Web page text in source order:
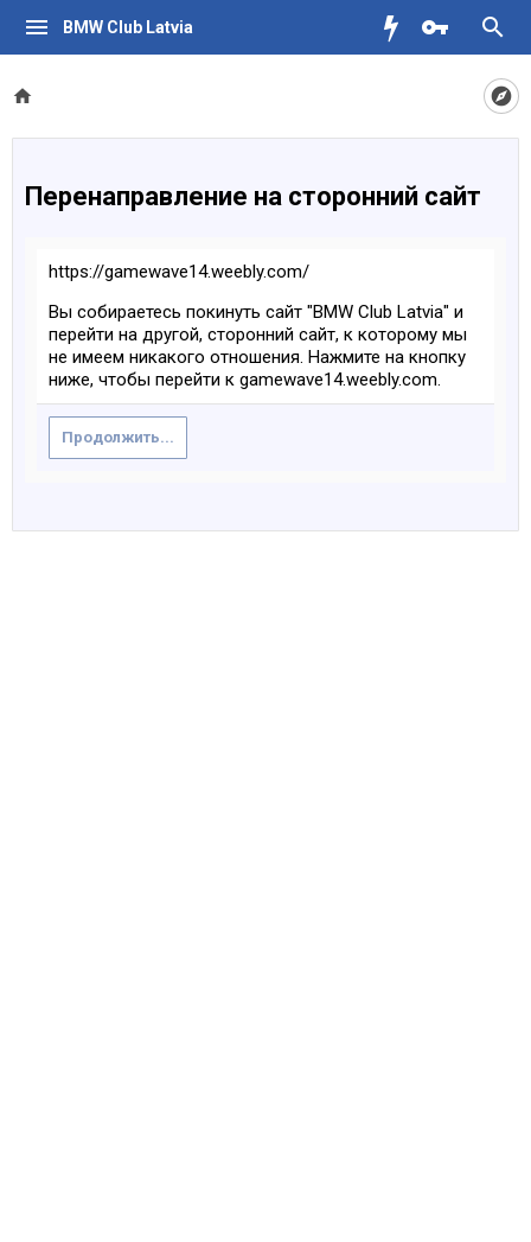
BMW Club Latvia
Перенаправление на сторонний сайт
https://gamewave14.weebly.com/
Вы собираетесь покинуть сайт "BMW Club Latvia" и
перейти на другой, сторонний сайт, к которому мы
не имеем никакого отношения. Нажмите на кнопку
ниже, чтобы перейти к gamewave14.weebly.com.
Продолжить...